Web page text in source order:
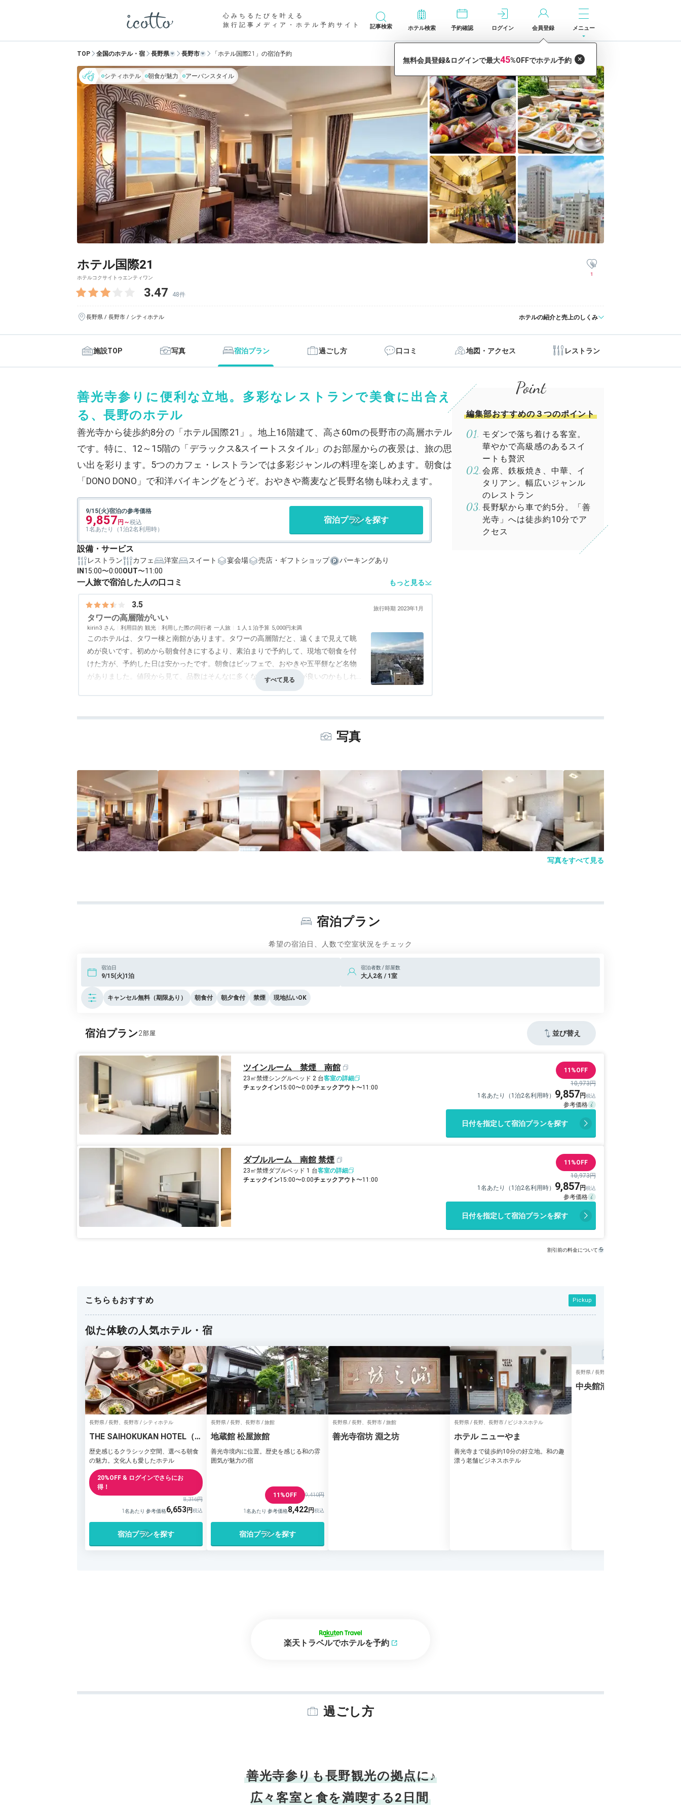
心みちるたびを叶える
旅行記事メディア・ホテル予約サイト
記事検索 ホテル検索 予約確認 ログイン 会員登録 メニュー
TOP 全国のホテル・宿 長野県 長野市 「ホテル国際21」の宿泊予約
シティホテル 朝食が魅力 アーバンスタイル
ホテル国際21
ホテルコクサイトゥエンティワン
3.47 48件
1
長野県 / 長野市 / シティホテル ホテルの紹介と売上のしくみ
施設TOP 写真 宿泊プラン 過ごし方 口コミ 地図・アクセス レストラン
善光寺参りに便利な立地。多彩なレストランで美食に出合え
る、長野のホテル
善光寺から徒歩約8分の「ホテル国際21」。地上16階建て、高さ60mの長野市の高層ホテル
です。特に、12～15階の「デラックス&スイートスタイル」のお部屋からの夜景は、旅の思
い出を彩ります。5つのカフェ・レストランでは多彩ジャンルの料理を楽しめます。朝食は
「DONO DONO」で和洋バイキングをどうぞ。おやきや蕎麦など長野名物も味わえます。
9/15(火)宿泊の参考価格
9,857
1名あたり（1泊2名利用時）
宿泊プランを探す
設備・サービス
レストラン カフェ 洋室 スイート 宴会場 売店・ギフトショップ
パーキングあり
IN 15:00〜0:00OUT〜11:00
一人旅で宿泊した人の口コミ もっと見る
3.5 旅行時期 2023年1月
タワーの高層階がいい
kirin3 利用目的 観光 利用した際の同行者 一人旅 １人１泊予算 5,000円未満
このホテルは、タワー棟と南館があります。タワーの高層階だと、遠くまで見えて眺
めが良いです。初めから朝食付きにするより、素泊まりで予約して、現地で朝食を付
けた方が、予約した日は安かったです。朝食はビッフェで、おやきや五平餅など名物
がありました。値段から見て、品数はそんなに多くないですが、質が良いのかもしれ
3.0 バリアフリー評価なし
編集部おすすめの３つのポイント
モダンで落ち着ける客室。
華やかで高級感のあるスイ
ートも贅沢
会席、鉄板焼き、中華、イ
タリアン。幅広いジャンル
のレストラン
長野駅から車で約5分。「善
光寺」へは徒歩約10分でア
クセス
写真
写真をすべて見る
宿泊プラン
希望の宿泊日、人数で空室状況をチェック
宿泊日
9/15(火)1泊
宿泊者数 / 部屋数
大人2名 / 1室
キャンセル無料（期限あり） 朝食付 朝夕食付 禁煙 現地払いOK
宿泊プラン2 並び替え
ツインルーム 禁煙 南館
23㎡禁煙シングルベッド 2 台客室の詳細
チェックイン15:00〜0:00チェックアウト〜11:00
11%OFF
10,973円
1名あたり（1泊2名利用時） 9,857
日付を指定して宿泊プランを探す
ダブルルーム 南館 禁煙
23㎡禁煙ダブルベッド 1 台客室の詳細
チェックイン15:00〜0:00チェックアウト〜11:00
11%OFF
10,973円
1名あたり（1泊2名利用時） 9,857
日付を指定して宿泊プランを探す
割引前の料金について
こちらもおすすめ Pickup
似た体験の人気ホテル・宿
長野県 / 長野、長野市 / シティホテル
THE SAIHOKUKAN HOTEL（長
野ホテル犀北館）
歴史感じるクラシック空間、選べる朝食
の魅力。文化人も愛したホテル
20%OFF & ログインでさらにお
得！
8,316円
1名あたり 参考価格6,653
宿泊プランを探す
長野県 / 長野、長野市 / 旅館
地蔵館 松屋旅館
善光寺境内に位置。歴史を感じる和の雰
囲気が魅力の宿
11%OFF 9,410円
1名あたり 参考価格8,422
宿泊プランを探す
長野県 / 長野、長野市 / 旅館
善光寺宿坊 淵之坊
長野県 / 長野、長野市 / ビジネスホテル
ホテル ニューやま
善光寺まで徒歩約10分の好立地。和の趣
漂う老舗ビジネスホテル
長野県 / 長野、長野市 / 旅館
中央館清水屋旅館
楽天トラベルでホテルを予約
過ごし方
善光寺参りも長野観光の拠点に♪
広々客室と食を満喫する2日間